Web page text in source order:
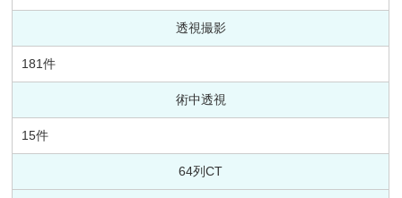
透視撮影
181件
術中透視
15件
64列CT